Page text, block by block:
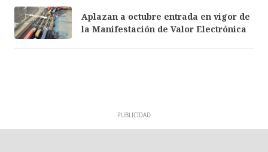
Aplazan a octubre entrada en vigor de
la Manifestación de Valor Electrónica
PUBLICIDAD